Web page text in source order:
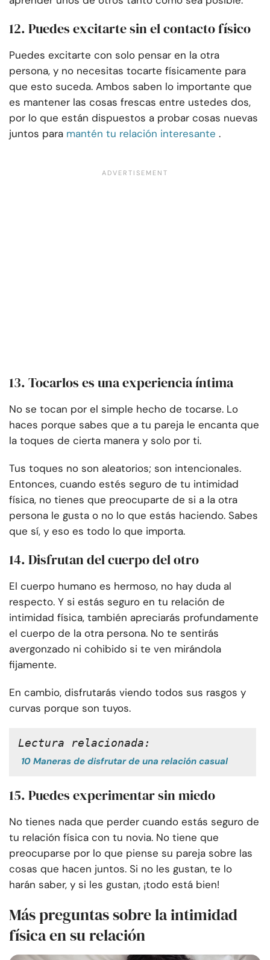
12. Puedes excitarte sin el contacto físico
Puedes excitarte con solo pensar en la otra
persona, y no necesitas tocarte físicamente para
que esto suceda. Ambos saben lo importante que
es mantener las cosas frescas entre ustedes dos,
por lo que están dispuestos a probar cosas nuevas
juntos para mantén tu relación interesante .
13. Tocarlos es una experiencia íntima
No se tocan por el simple hecho de tocarse. Lo
haces porque sabes que a tu pareja le encanta que
la toques de cierta manera y solo por ti.
Tus toques no son aleatorios; son intencionales.
Entonces, cuando estés seguro de tu intimidad
física, no tienes que preocuparte de si a la otra
persona le gusta o no lo que estás haciendo. Sabes
que sí, y eso es todo lo que importa.
14. Disfrutan del cuerpo del otro
El cuerpo humano es hermoso, no hay duda al
respecto. Y si estás seguro en tu relación de
intimidad física, también apreciarás profundamente
el cuerpo de la otra persona. No te sentirás
avergonzado ni cohibido si te ven mirándola
fijamente.
En cambio, disfrutarás viendo todos sus rasgos y
curvas porque son tuyos.
Lectura relacionada:
10 Maneras de disfrutar de una relación casual
15. Puedes experimentar sin miedo
No tienes nada que perder cuando estás seguro de
tu relación física con tu novia. No tiene que
preocuparse por lo que piense su pareja sobre las
cosas que hacen juntos. Si no les gustan, te lo
harán saber, y si les gustan, ¡todo está bien!
Más preguntas sobre la intimidad
física en su relación